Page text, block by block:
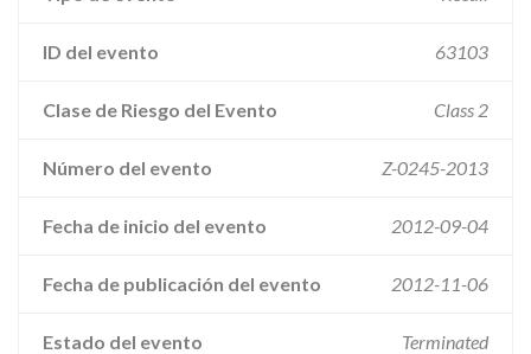
ID del evento 63103
Clase de Riesgo del Evento Class 2
Número del evento Z-0245-2013
Fecha de inicio del evento 2012-09-04
Fecha de publicación del evento 2012-11-06
Estado del evento Terminated